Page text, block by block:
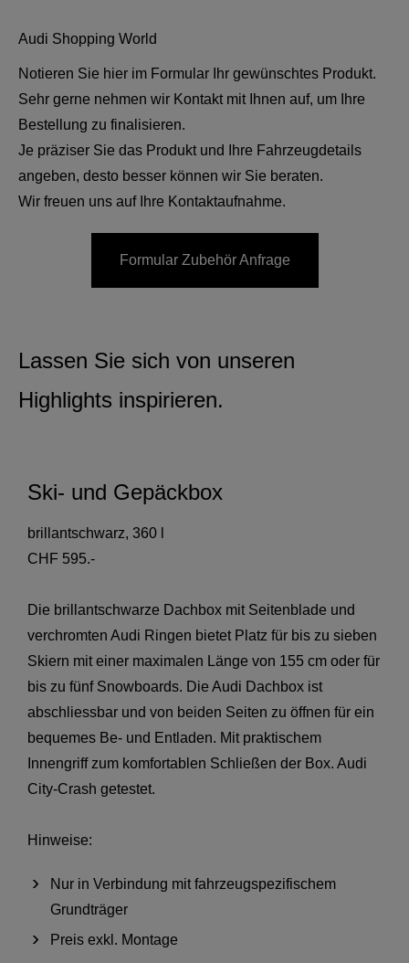
Audi Shopping World
Notieren Sie hier im Formular Ihr gewünschtes Produkt.
Sehr gerne nehmen wir Kontakt mit Ihnen auf, um Ihre
Bestellung zu finalisieren.
Je präziser Sie das Produkt und Ihre Fahrzeugdetails
angeben, desto besser können wir Sie beraten.
Wir freuen uns auf Ihre Kontaktaufnahme.
Formular Zubehör Anfrage
Lassen Sie sich von unseren
Highlights inspirieren.
Ski- und Gepäckbox
brillantschwarz, 360 l
CHF 595.-
Die brillantschwarze Dachbox mit Seitenblade und
verchromten Audi Ringen bietet Platz für bis zu sieben
Skiern mit einer maximalen Länge von 155 cm oder für
bis zu fünf Snowboards. Die Audi Dachbox ist
abschliessbar und von beiden Seiten zu öffnen für ein
bequemes Be- und Entladen. Mit praktischem
Innengriff zum komfortablen Schließen der Box. Audi
City-Crash getestet.
Hinweise:
Nur in Verbindung mit fahrzeugspezifischem
Grundträger
Preis exkl. Montage